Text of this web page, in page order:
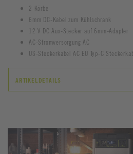
2 Körbe
6mm DC-Kabel zum Kühlschrank
12 V DC Aux-Stecker auf 6mm-Adapter
AC-Stromversorgung AC
US-Steckerkabel AC EU Typ-C
ARTIKELDETAILS